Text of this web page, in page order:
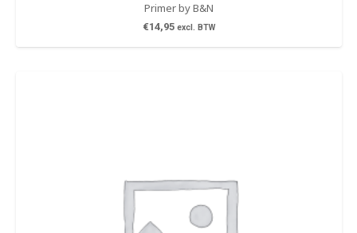
Primer by B&N
€14,95 excl. BTW